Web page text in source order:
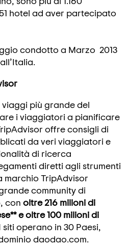
hotel ad aver partecipato
condotto a Marzo 2013
viaggi più grande del
i viaggiatori a pianificare
offre consigli di
da veri viaggiatori e
di ricerca
diretti agli strumenti
marchio TripAdvisor
community di
con oltre 216 milioni di
e oltre 100 milioni di
siti operano in 30 Paesi,
daodao.com.